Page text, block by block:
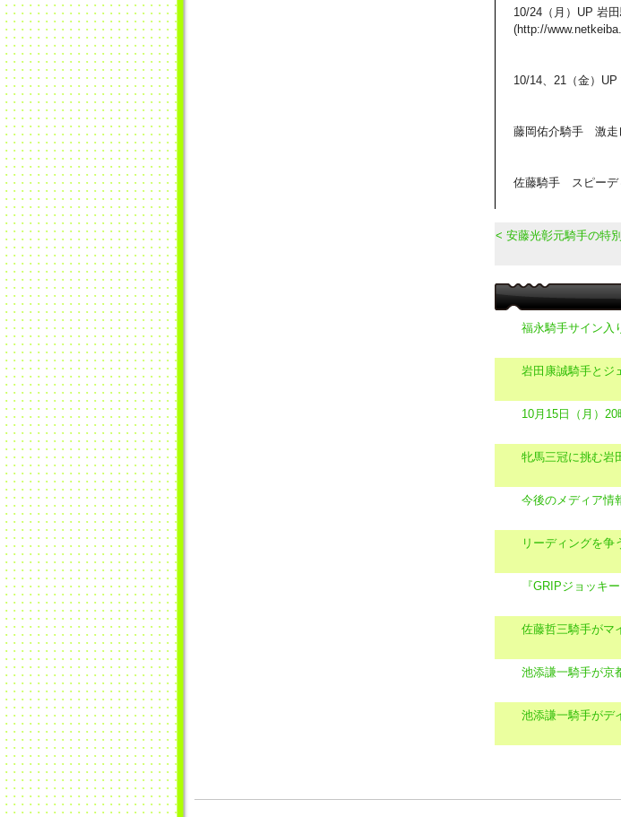
10/24（月）UP 岩
(http://
10/14、21（金）
藤岡佑介騎手 激走
佐藤騎手 スピーデ
< 安藤光彰元騎手の特
福永騎手サイン入
岩田康誠騎手とジ
10月15日（月）
牝馬三冠に挑む岩
今後のメディア情
リーディングを争
『GRIPジョッキ
佐藤哲三騎手がマ
池添謙一騎手が京
池添謙一騎手がデ